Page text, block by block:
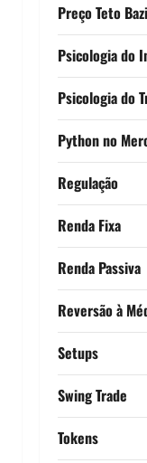
Preço Teto
Psicologia do
Psicologia do
Python no
Regulação
Renda Fixa
Renda Passiva
Reversão à
Setups
Swing Trade
Tokens